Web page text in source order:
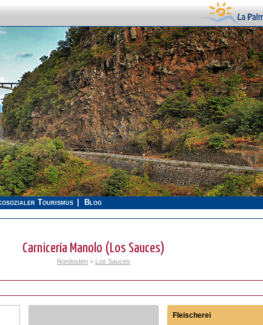
Tourismus Blog
Carnicería Manolo (Los Sauces)
Nordosten > Los Sauces
Fleischerei